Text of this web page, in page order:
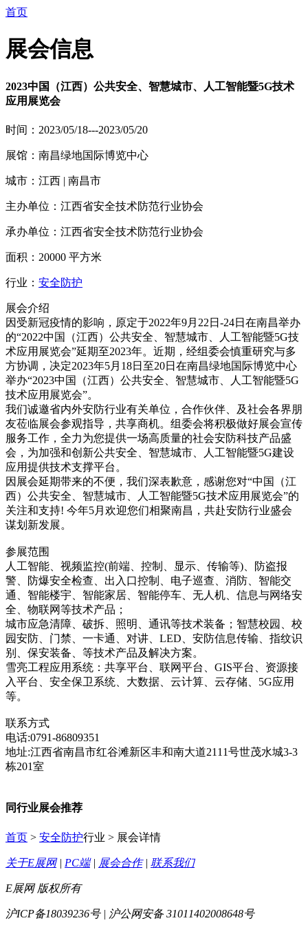
首页
展会信息
2023中国（江西）公共安全、智慧城市、人工智能暨5G技术
应用展览会
时间：2023/05/18---2023/05/20
展馆：南昌绿地国际博览中心
城市：江西 | 南昌市
主办单位：江西省安全技术防范行业协会
承办单位：江西省安全技术防范行业协会
面积：20000 平方米
行业： 安全防护
展会介绍
因受新冠疫情的影响，原定于2022年9月22日-24日在南昌举办
的“2022中国（江西）公共安全、智慧城市、人工智能暨5G技
术应用展览会”延期至2023年。近期，经组委会慎重研究与多
方协调，决定2023年5月18日至20日在南昌绿地国际博览中心
举办“2023中国（江西）公共安全、智慧城市、人工智能暨5G
技术应用展览会”。
我们诚邀省内外安防行业有关单位，合作伙伴、及社会各界朋
友莅临展会参观指导，共享商机。组委会将积极做好展会宣传
服务工作，全力为您提供一场高质量的社会安防科技产品盛
会，为加强和创新公共安全、智慧城市、人工智能暨5G建设
应用提供技术支撑平台。
因展会延期带来的不便，我们深表歉意，感谢您对“中国（江
西）公共安全、智慧城市、人工智能暨5G技术应用展览会”的
关注和支持! 今年5月欢迎您们相聚南昌，共赴安防行业盛会
谋划新发展。
参展范围
人工智能、视频监控(前端、控制、显示、传输等)、防盗报
警、防爆安全检查、出入口控制、电子巡查、消防、智能交
通、智能楼宇、智能家居、智能停车、无人机、信息与网络安
全、物联网等技术产品；
城市应急清障、破拆、照明、通讯等技术装备；智慧校园、校
园安防、门禁、一卡通、对讲、LED、安防信息传输、指纹识
别、保安装备、等技术产品及解决方案。
雪亮工程应用系统：共享平台、联网平台、GIS平台、资源接
入平台、安全保卫系统、大数据、云计算、云存储、5G应用
等。
联系方式
电话:0791-86809351
地址:江西省南昌市红谷滩新区丰和南大道2111号世茂水城3-3
栋201室
同行业展会推荐
首页 > 安全防护行业 > 展会详情
关于E展网| PC端| 展会合作| 联系我们
E展网 版权所有
沪ICP备18039236号 | 沪公网安备 31011402008648号